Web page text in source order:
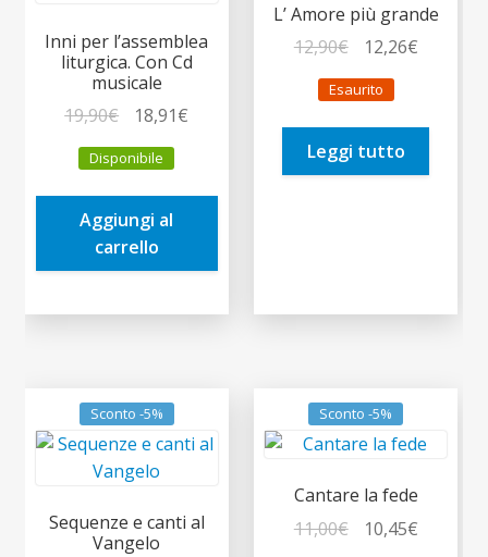
Inni per l’assemblea
liturgica. Con Cd
musicale
19,90€
prezzo
originale
era:
19,90€.
18,91€
è:
Disponibile
Aggiungi al
carrello
L’ Amore più grande
12,90€
prezzo
originale
era:
12,90€.
12,26€Il
è:
Esaurito
Leggi tutto
Sconto -5%
Sequenze e canti al
Vangelo
Sconto -5%
Cantare la fede
11,00€ 10,45€Il